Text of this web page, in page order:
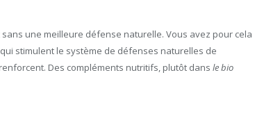
une meilleure défense naturelle. Vous avez pour cela
stimulent le système de défenses naturelles de
Des compléments nutritifs, plutôt dans le bio